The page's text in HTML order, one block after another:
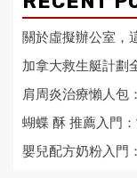
關於虛擬辦公室，
加拿大救生艇計劃
肩周炎治療懶人包
蝴蝶 酥 推薦入門
嬰兒配方奶粉入門